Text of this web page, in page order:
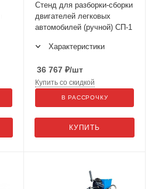
Стенд для разборки-сборки
двигателей легковых
автомобилей (ручной) СП-1
Характеристики
36 767 ₽/шт
КУПИТЬ
Купить со скидкой
В РАССРОЧКУ